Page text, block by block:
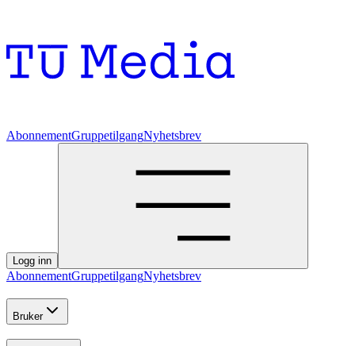
AbonnementGruppetilgangNyhetsbrev
Logg inn
AbonnementGruppetilgangNyhetsbrev
Bruker